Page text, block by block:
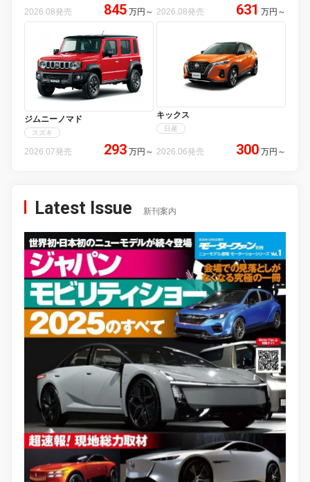
2026.08発売 845 万円 ～ 2026.08発売 631 万円 ～
ジムニーノマド
スズキ
2026.07発売 293 万円 ～
キックス
日産
2026.06発売 300 万円 ～
Latest Issue 新刊案内